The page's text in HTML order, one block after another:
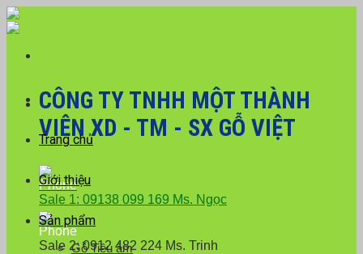
Skip
to
CÔNG TY TNHH MỘT THÀNH
VIÊN XD - TM - SX GỖ VIỆT
Sale 1: 09138 099 169 Ms. Ngọc
Sale 2: 0912 482 224 Ms. Trinh
Trang chủ
Giới thiệu
Sản phẩm
Gỗ Tiêu âm
Với đơn hàng số lượng lớn, Quý khách hàng vui
lòng liên hệ hotline 0916 099 169 để được hỗ trợ